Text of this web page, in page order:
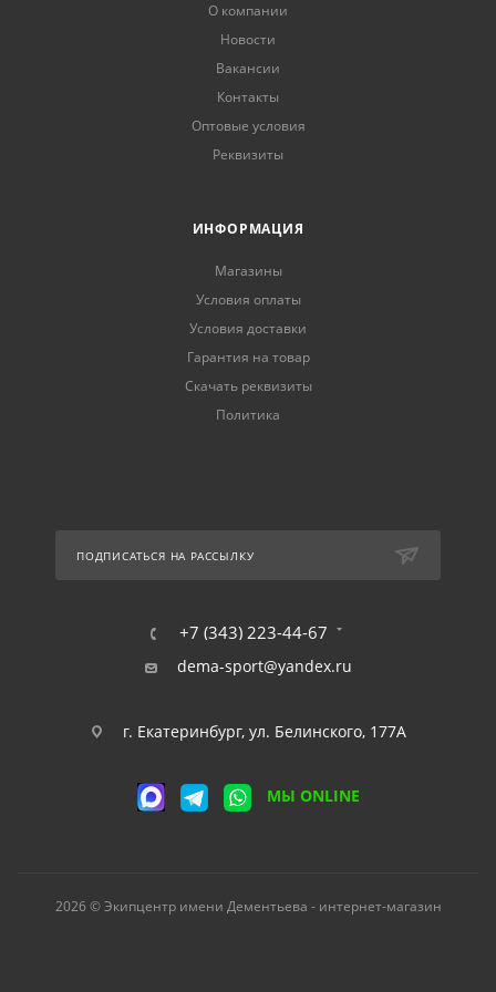
О компании
Новости
Вакансии
Контакты
Оптовые условия
Реквизиты
ИНФОРМАЦИЯ
Магазины
Условия оплаты
Условия доставки
Гарантия на товар
Скачать реквизиты
Политика
ПОДПИСАТЬСЯ НА РАССЫЛКУ
+7 (343) 223-44-67
dema-sport@yandex.ru
г. Екатеринбург, ул. Белинского, 177А
МЫ ONLINE
2026 © Экипцентр имени Дементьева - интернет-магазин